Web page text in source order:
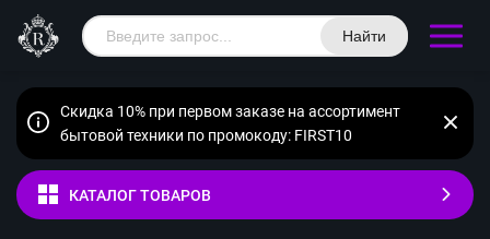
Найти
Скидка 10% при первом заказе на ассортимент
бытовой техники по промокоду: FIRST10
КАТАЛОГ ТОВАРОВ